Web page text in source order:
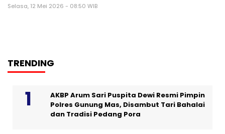
Selasa, 12 Mei 2026 - 08:50 WIB
TRENDING
AKBP Arum Sari Puspita Dewi Resmi Pimpin
Polres Gunung Mas, Disambut Tari Bahalai
dan Tradisi Pedang Pora